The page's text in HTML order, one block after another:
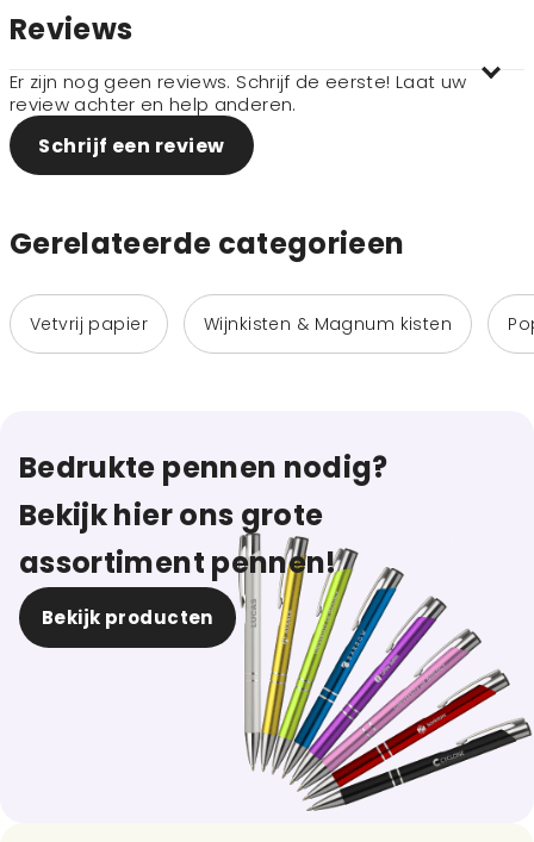
Reviews
Er zijn nog geen reviews. Schrijf de eerste! Laat uw
review achter en help anderen.
Schrijf een review
Gerelateerde categorieen
Vetvrij papier Wijnkisten & Magnum kisten
Bedrukte pennen nodig?
Bekijk hier ons grote
assortiment pennen!
Bekijk producten